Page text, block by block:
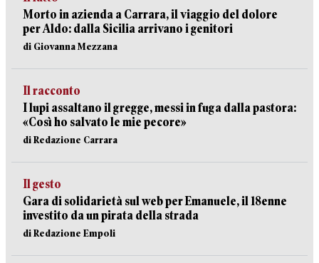
Morto in azienda a Carrara, il viaggio del dolore
per Aldo: dalla Sicilia arrivano i genitori
di Giovanna Mezzana
Il racconto
I lupi assaltano il gregge, messi in fuga dalla pastora:
«Così ho salvato le mie pecore»
di Redazione Carrara
Il gesto
Gara di solidarietà sul web per Emanuele, il 18enne
investito da un pirata della strada
di Redazione Empoli